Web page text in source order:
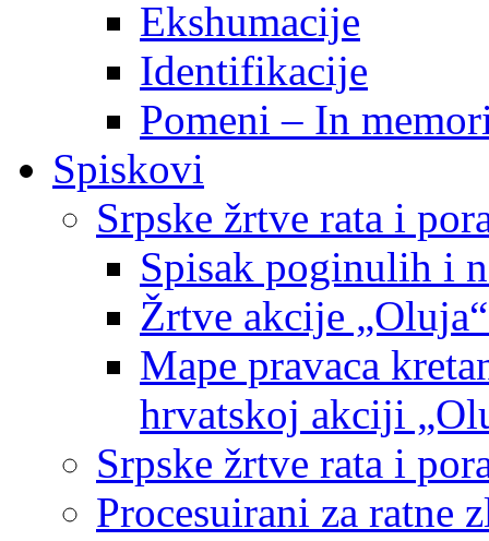
Ekshumacije
Identifikacije
Pomeni – In
Spiskovi
Srpske žrtve rata i
Spisak poginulih i
Žrtve akcije
Mape pravaca
hrvatskoj akciji
Srpske žrtve rata i
Procesuirani za ratne